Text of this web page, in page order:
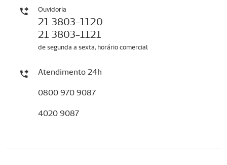
Ouvidoria
21 3803-1120
21 3803-1121
de segunda a sexta, horário comercial
Atendimento 24h
0800 970 9087
4020 9087